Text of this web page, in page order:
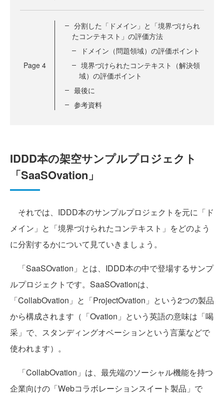
Page 4
分割した「ドメイン」と「境界づけられ
たコンテキスト」の評価方法
ドメイン（問題領域）の評価ポイント
境界づけられたコンテキスト（解決領
域）の評価ポイント
最後に
参考資料
IDDD本の架空サンプルプロジェクト
「SaaSOvation」
それでは、IDDD本のサンプルプロジェクトを元に「ド
メイン」と「境界づけられたコンテキスト」をどのよう
に分割するかについて見ていきましょう。
「SaaSOvation」とは、IDDD本の中で登場するサンプ
ルプロジェクトです。SaaSOvationは、
「CollabOvation」と「ProjectOvation」という2つの製品
から構成されます（「Ovation」という英語の意味は「喝
采」で、スタンディングオベーションという言葉などで
使われます）。
「CollabOvation」は、最先端のソーシャル機能を持つ
企業向けの「Webコラボレーションスイート製品」で